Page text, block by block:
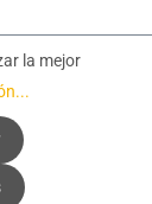
la mejor